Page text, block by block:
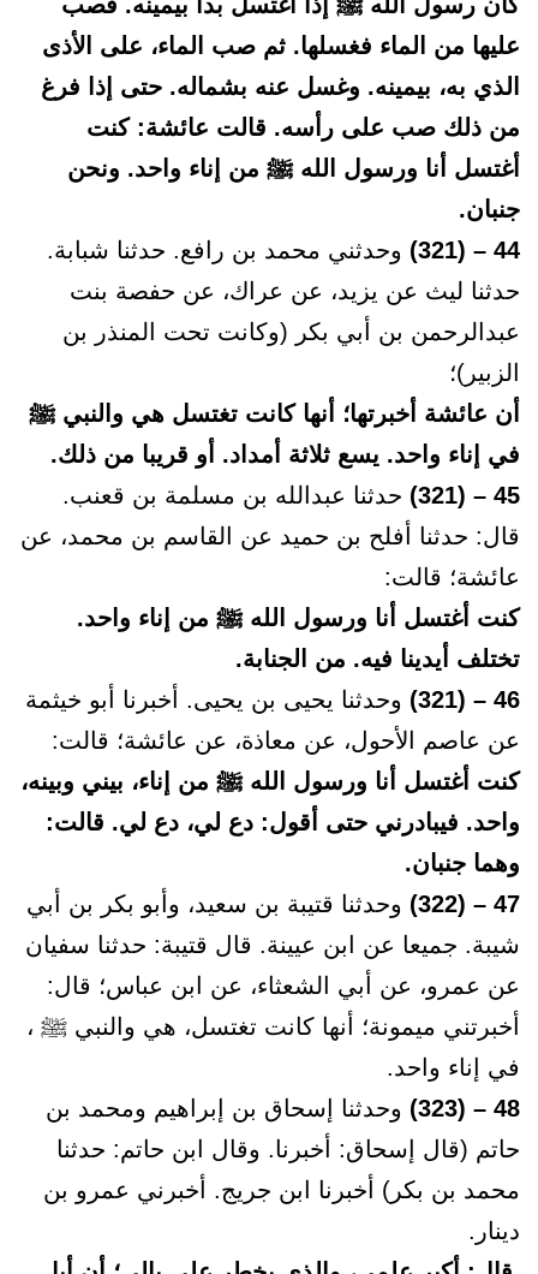
كان رسول الله ﷺ إذا اغتسل بدأ بيمينه. فصب
عليها من الماء فغسلها. ثم صب الماء، على الأذى
الذي به، بيمينه. وغسل عنه بشماله. حتى إذا فرغ
من ذلك صب على رأسه. قالت عائشة: كنت
أغتسل أنا ورسول الله ﷺ من إناء واحد. ونحن
جنبان.
44 – (321)
وحدثني محمد بن رافع. حدثنا شبابة.
حدثنا ليث عن يزيد، عن عراك، عن حفصة بنت
عبدالرحمن بن أبي بكر (وكانت تحت المنذر بن
الزبير)؛
أن عائشة أخبرتها؛ أنها كانت تغتسل هي والنبي ﷺ
في إناء واحد. يسع ثلاثة أمداد. أو قريبا من ذلك.
45 – (321)
حدثنا عبدالله بن مسلمة بن قعنب.
قال: حدثنا أفلح بن حميد عن القاسم بن محمد، عن
عائشة؛ قالت:
كنت أغتسل أنا ورسول الله ﷺ من إناء واحد.
تختلف أيدينا فيه. من الجنابة.
46 – (321)
وحدثنا يحيى بن يحيى. أخبرنا أبو خيثمة
عن عاصم الأحول، عن معاذة، عن عائشة؛ قالت:
كنت أغتسل أنا ورسول الله ﷺ من إناء، بيني وبينه،
واحد. فيبادرني حتى أقول: دع لي، دع لي. قالت:
وهما جنبان.
47 – (322)
وحدثنا قتيبة بن سعيد، وأبو بكر بن أبي
شيبة. جميعا عن ابن عيينة. قال قتيبة: حدثنا سفيان
عن عمرو، عن أبي الشعثاء، عن ابن عباس؛ قال:
أخبرتني ميمونة؛ أنها كانت تغتسل، هي والنبي ﷺ ،
في إناء واحد.
48 – (323)
وحدثنا إسحاق بن إبراهيم ومحمد بن
حاتم (قال إسحاق: أخبرنا. وقال ابن حاتم: حدثنا
محمد بن بكر) أخبرنا ابن جريج. أخبرني عمرو بن
دينار.